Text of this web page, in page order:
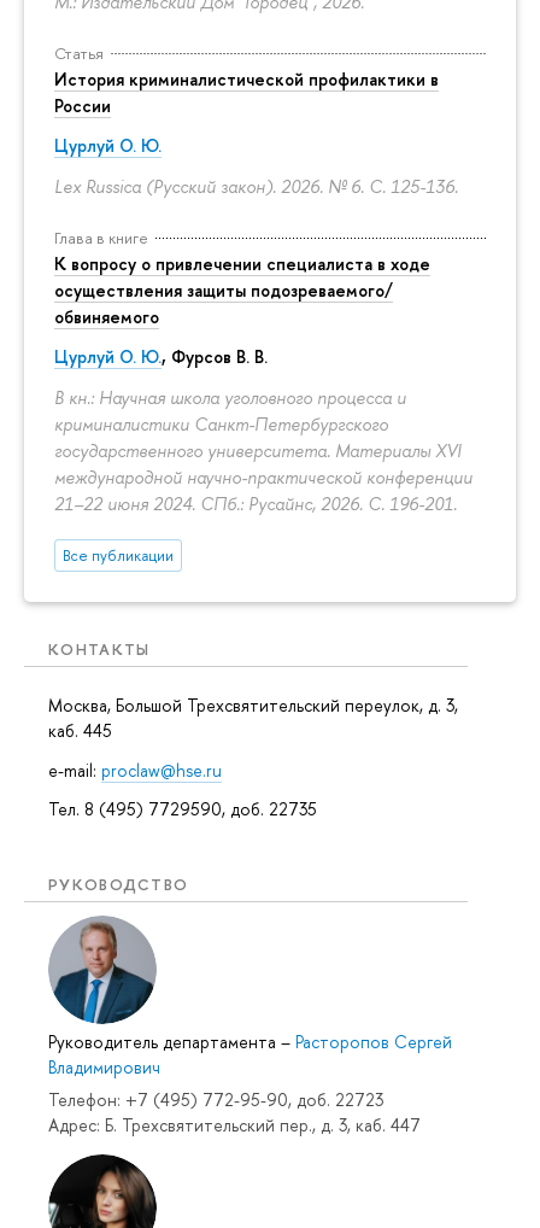
Статья
История криминалистической профилактики в
России
Цурлуй О. Ю.
Lex Russica (Русский закон). 2026. № 6. С. 125-136.
Глава в книге
К вопросу о привлечении специалиста в ходе
осуществления защиты подозреваемого/
обвиняемого
Цурлуй О. Ю., Фурсов В. В.
В кн.: Научная школа уголовного процесса и
криминалистики Санкт-Петербургского
государственного университета. Материалы XVI
международной научно-практической конференции
21–22 июня 2024. СПб.: Русайнс, 2026. С. 196-201.
Все публикации
КОНТАКТЫ
Москва, Большой Трехсвятительский переулок, д. 3,
каб. 445
e-mail: proclaw@hse.ru
Тел. 8 (495) 7729590, доб. 22735
РУКОВОДСТВО
Руководитель департамента – Расторопов Сергей
Владимирович
Телефон: +7 (495) 772-95-90, доб. 22723
Адрес: Б. Трехсвятительский пер., д. 3, каб. 447